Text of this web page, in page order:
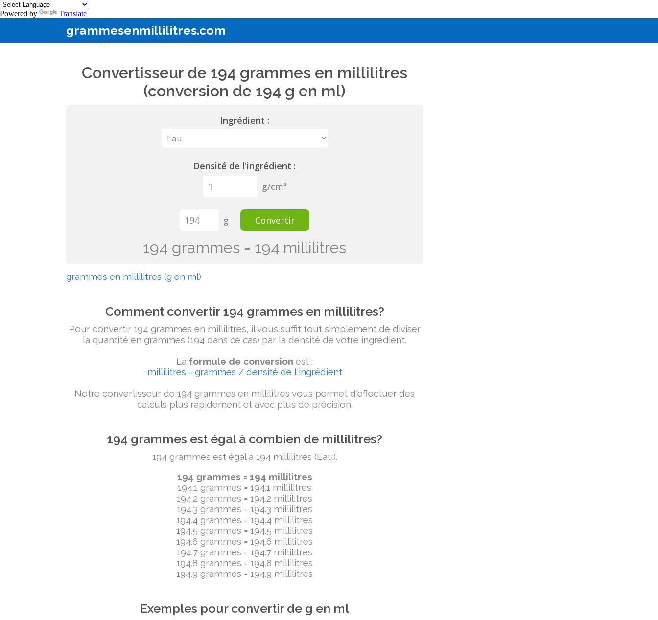
Powered by Translate
grammesenmillilitres.com
Convertisseur de 194 grammes en millilitres
(conversion de 194 g en ml)
Ingrédient :
Densité de l'ingrédient :
g/cm³
g Convertir
194 grammes = 194 millilitres
grammes en millilitres (g en ml)
Comment convertir 194 grammes en millilitres?
Pour convertir 194 grammes en millilitres, il vous suffit tout simplement de diviser
la quantité en grammes (194 dans ce cas) par la densité de votre ingrédient.
La formule de conversion est :
millilitres = grammes / densité de l'ingrédient
Notre convertisseur de 194 grammes en millilitres vous permet d'effectuer des
calculs plus rapidement et avec plus de précision.
194 grammes est égal à combien de millilitres?
194 grammes est égal à 194 millilitres (Eau).
194 grammes = 194 millilitres
194.1 grammes = 194.1 millilitres
194.2 grammes = 194.2 millilitres
194.3 grammes = 194.3 millilitres
194.4 grammes = 194.4 millilitres
194.5 grammes = 194.5 millilitres
194.6 grammes = 194.6 millilitres
194.7 grammes = 194.7 millilitres
194.8 grammes = 194.8 millilitres
194.9 grammes = 194.9 millilitres
Exemples pour convertir de g en ml